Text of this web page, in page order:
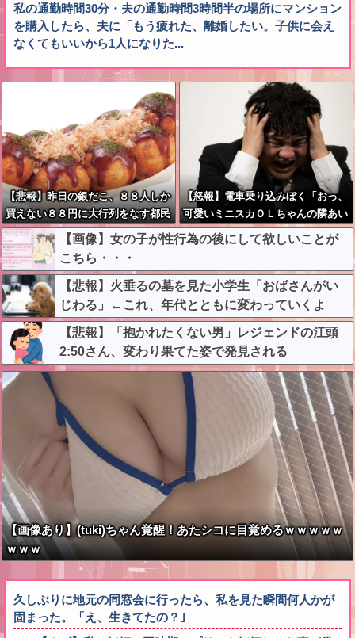
私の通勤時間30分・夫の通勤時間3時間半の場所にマンション
を購入したら、夫に「もう疲れた、離婚したい。子供に会え
なくてもいいから1人になりた...
【悲報】昨日の銀だこ、８８人しか
買えない８８円に大行列をなす都民
コチラ・・・
【怒報】電車乗り込みぼく「おっ、
可愛いミニスカＯＬちゃんの隣あい
てんじゃん！座ったろ！」→結果w
w w w w w w w
【画像】女の子が性行為の後にして欲しいことが
こちら・・・
【悲報】火垂るの墓を見た小学生「おばさんがい
じわる」←これ、年代とともに変わっていくよ
な…
【悲報】「抱かれたくない男」レジェンドの江頭
2:50さん、変わり果てた姿で発見される
【画像あり】(tuki)ちゃん覚醒！あたシコに目覚めるｗｗｗｗｗ
ｗｗｗ
久しぶりに地元の同窓会に行ったら、私を見た瞬間何人かが
固まった。「え、生きてたの？｣